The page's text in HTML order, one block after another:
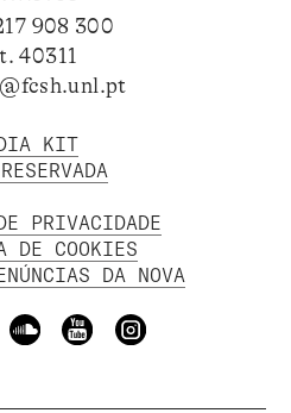
908 300
40311
KIT
PRIVACIDADE
DE COOKIES
DA NOVA